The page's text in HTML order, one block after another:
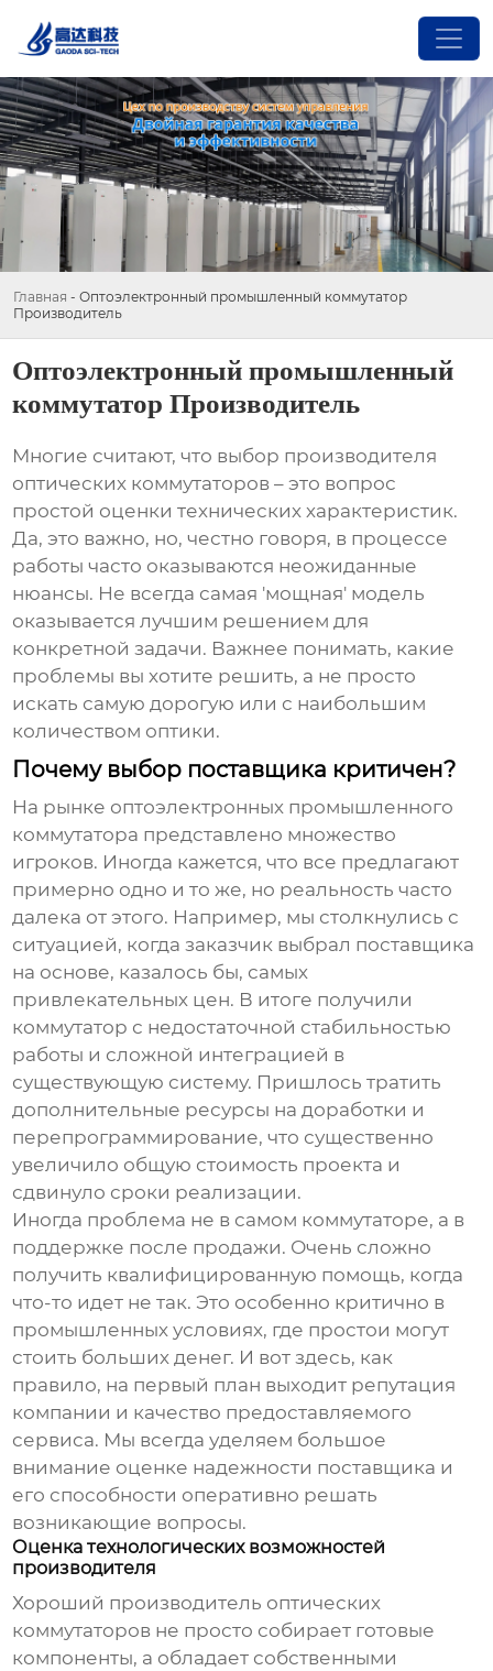
Главная - Оптоэлектронный промышленный коммутатор
Производитель
Оптоэлектронный промышленный
коммутатор Производитель
Многие считают, что выбор производителя
оптических коммутаторов – это вопрос
простой оценки технических характеристик.
Да, это важно, но, честно говоря, в процессе
работы часто оказываются неожиданные
нюансы. Не всегда самая 'мощная' модель
оказывается лучшим решением для
конкретной задачи. Важнее понимать, какие
проблемы вы хотите решить, а не просто
искать самую дорогую или с наибольшим
количеством оптики.
Почему выбор поставщика критичен?
На рынке оптоэлектронных промышленного
коммутатора представлено множество
игроков. Иногда кажется, что все предлагают
примерно одно и то же, но реальность часто
далека от этого. Например, мы столкнулись с
ситуацией, когда заказчик выбрал поставщика
на основе, казалось бы, самых
привлекательных цен. В итоге получили
коммутатор с недостаточной стабильностью
работы и сложной интеграцией в
существующую систему. Пришлось тратить
дополнительные ресурсы на доработки и
перепрограммирование, что существенно
увеличило общую стоимость проекта и
сдвинуло сроки реализации.
Иногда проблема не в самом коммутаторе, а в
поддержке после продажи. Очень сложно
получить квалифицированную помощь, когда
что-то идет не так. Это особенно критично в
промышленных условиях, где простои могут
стоить больших денег. И вот здесь, как
правило, на первый план выходит репутация
компании и качество предоставляемого
сервиса. Мы всегда уделяем большое
внимание оценке надежности поставщика и
его способности оперативно решать
возникающие вопросы.
Оценка технологических возможностей
производителя
Хороший производитель оптических
коммутаторов не просто собирает готовые
компоненты, а обладает собственными